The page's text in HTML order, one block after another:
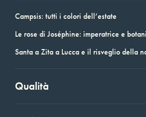
Campsis: tutti i colori dell’estate
Le rose di Joséphine: imperatrice e
Santa a Zita a Lucca e il risveglio della
Qualità